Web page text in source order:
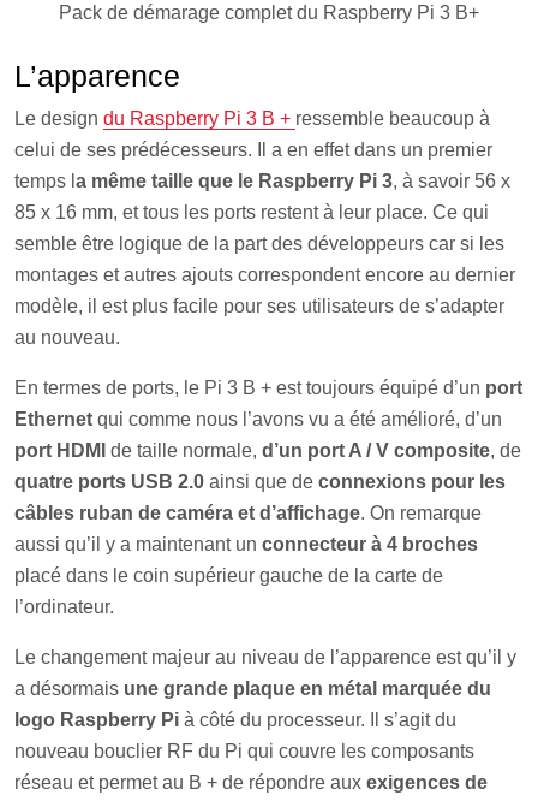
Pack de démarage complet du Raspberry Pi 3 B+
L’apparence
Le design du Raspberry Pi 3 B + ressemble beaucoup à
celui de ses prédécesseurs. Il a en effet dans un premier
temps l a même taille que le Raspberry Pi 3, à savoir 56 x
85 x 16 mm, et tous les ports restent à leur place. Ce qui
semble être logique de la part des développeurs car si les
montages et autres ajouts correspondent encore au dernier
modèle, il est plus facile pour ses utilisateurs de s’adapter
au nouveau.
En termes de ports, le Pi 3 B + est toujours équipé d’un port
Ethernet qui comme nous l’avons vu a été amélioré, d’un
port HDMI de taille normale, d’un port A / V composite, de
quatre ports USB 2.0 ainsi que de connexions pour les
câbles ruban de caméra et d’affichage. On remarque
aussi qu’il y a maintenant un connecteur à 4 broches
placé dans le coin supérieur gauche de la carte de
l’ordinateur.
Le changement majeur au niveau de l’apparence est qu’il y
a désormais une grande plaque en métal marquée du
logo Raspberry Pi à côté du processeur. Il s’agit du
nouveau bouclier RF du Pi qui couvre les composants
réseau et permet au B + de répondre aux exigences de